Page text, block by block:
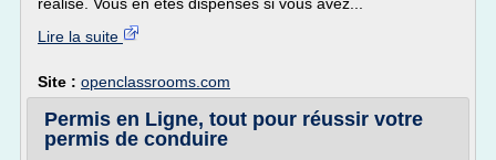
Lire la suite
Site : openclassrooms.com
Permis en Ligne, tout pour réussir votre
permis de conduire